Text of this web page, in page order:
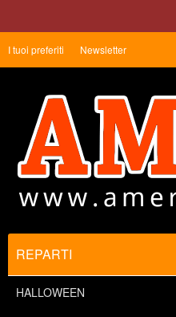
I tuoi preferiti Newsletter
REPARTI
HALLOWEEN